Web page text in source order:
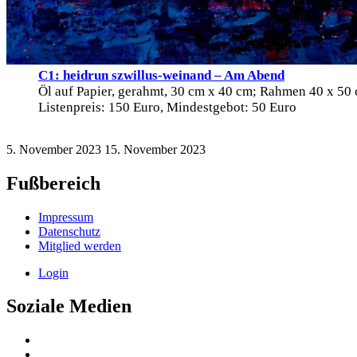
C1: heidrun szwillus-weinand – Am Abend
Öl auf Papier, gerahmt, 30 cm x 40 cm; Rahmen 40 x 50
Listenpreis: 150 Euro, Mindestgebot: 50 Euro
5. November 2023 15. November 2023
Fußbereich
Impressum
Datenschutz
Mitglied werden
Login
Soziale Medien